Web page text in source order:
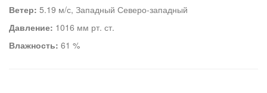
Ветер: 5.19 м/с, Западный Северо-западный
Давление: 1016 мм рт. ст.
Влажность: 61 %